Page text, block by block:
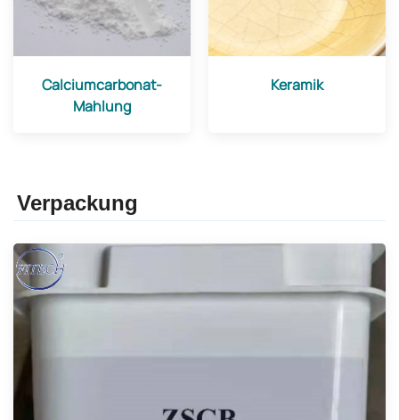
Calciumcarbonat-
Mahlung
Keramik
Verpackung